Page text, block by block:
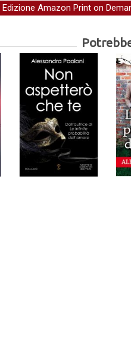
Edizione Amazon Print on